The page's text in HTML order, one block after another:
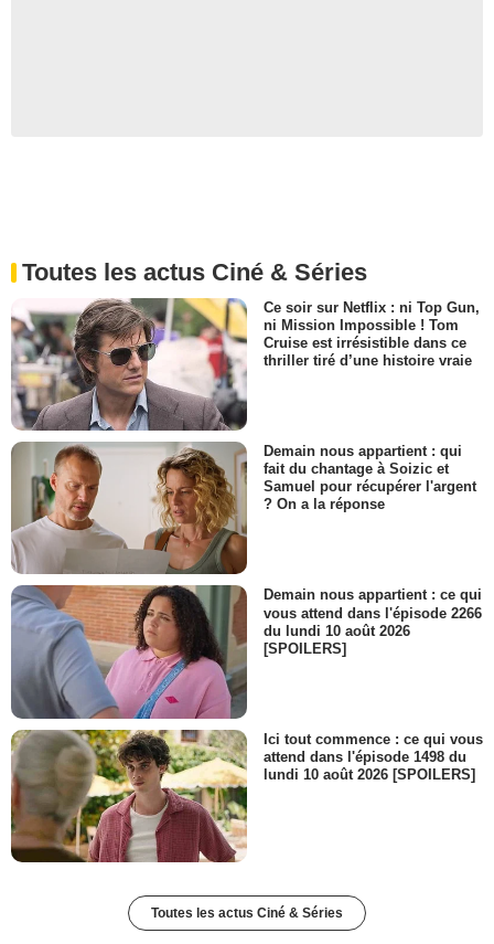
Toutes les actus Ciné & Séries
Ce soir sur Netflix : ni Top Gun,
ni Mission Impossible ! Tom
Cruise est irrésistible dans ce
thriller tiré d’une histoire vraie
Demain nous appartient : qui
fait du chantage à Soizic et
Samuel pour récupérer l'argent
? On a la réponse
Demain nous appartient : ce qui
vous attend dans l'épisode 2266
du lundi 10 août 2026
[SPOILERS]
Ici tout commence : ce qui vous
attend dans l'épisode 1498 du
lundi 10 août 2026 [SPOILERS]
Toutes les actus Ciné & Séries